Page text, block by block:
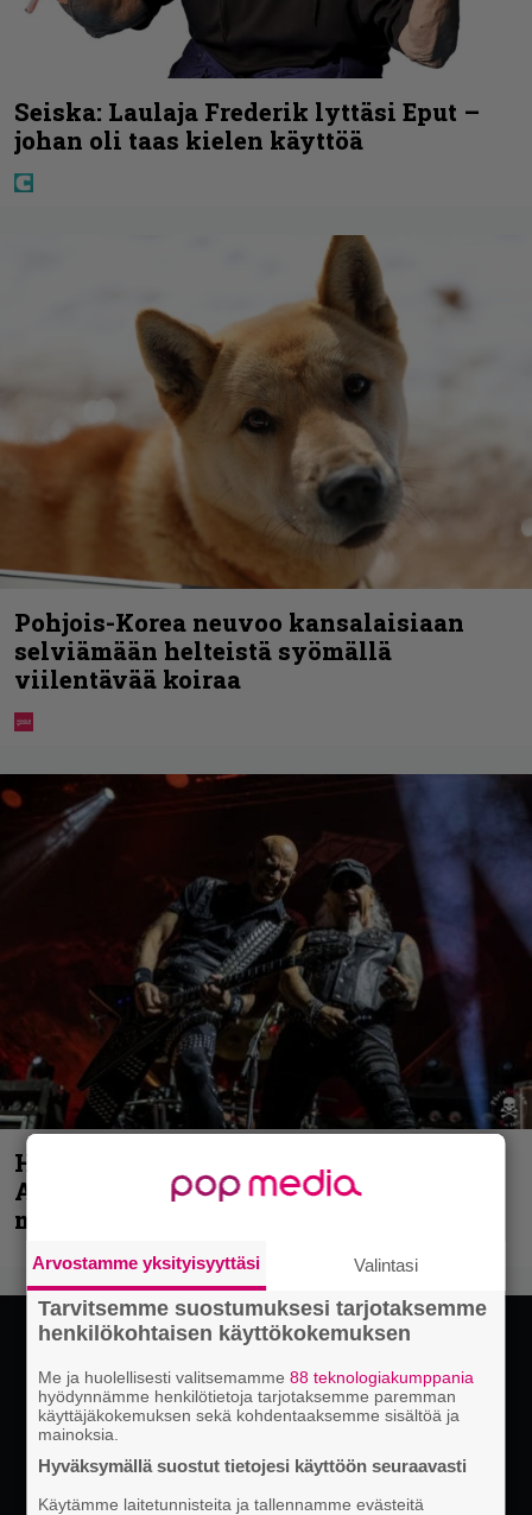
Seiska: Laulaja Frederik lyttäsi Eput –
johan oli taas kielen käyttöä
Pohjois-Korea neuvoo kansalaisiaan
selviämään helteistä syömällä
viilentävää koiraa
Hellsinki Metal Festival kuvina, osa 1 –
Accept, Carcass, Black Label Society ja
muita avauspäivän esiintyjiä
Arvostamme yksityisyyttäsi Valintasi
Tarvitsemme suostumuksesi tarjotaksemme
henkilökohtaisen käyttökokemuksen
Me ja huolellisesti valitsemamme88 teknologiakumppania
hyödynnämme henkilötietoja tarjotaksemme paremman
käyttäjäkokemuksen sekä kohdentaaksemme sisältöä ja
mainoksia.
Hyväksymällä suostut tietojesi käyttöön seuraavasti
Käytämme laitetunnisteita ja tallennamme evästeitä